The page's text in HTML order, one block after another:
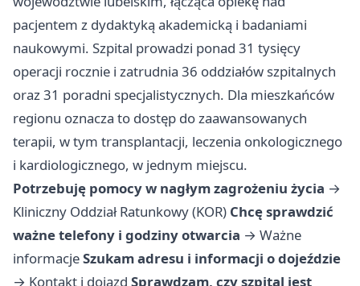
pacjentem z dydaktyką akademicką i badaniami
naukowymi. Szpital prowadzi ponad 31 tysięcy
operacji rocznie i zatrudnia 36 oddziałów szpitalnych
oraz 31 poradni specjalistycznych. Dla mieszkańców
regionu oznacza to dostęp do zaawansowanych
terapii, w tym transplantacji, leczenia onkologicznego
i kardiologicznego, w jednym miejscu.
Potrzebuję pomocy w nagłym zagrożeniu życia →
Kliniczny Oddział Ratunkowy (KOR) Chcę sprawdzić
ważne telefony i godziny otwarcia → Ważne
informacjeSzukam adresu i informacji o dojeździe
→ Kontakt i dojazd Sprawdzam, czy szpital jest